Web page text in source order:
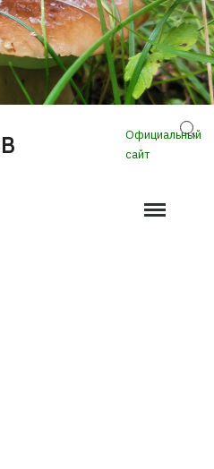
Официальный
сайт